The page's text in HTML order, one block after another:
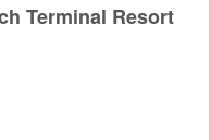
Terminal Resort